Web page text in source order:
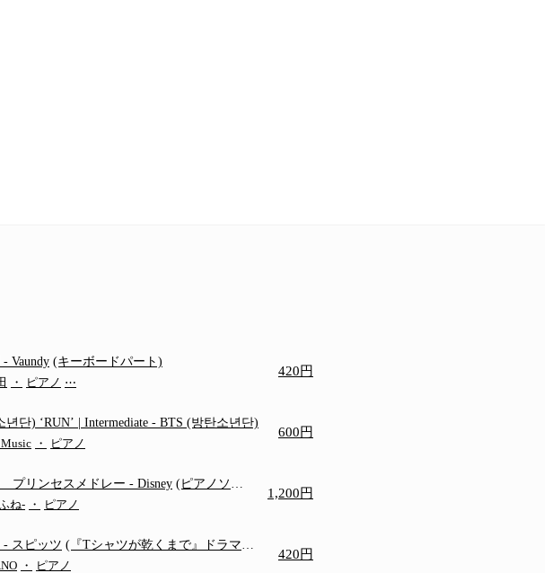
- Vaundy (キーボードパート)
・ ピアノ ⋯
420円
단) ‘RUN’ | Intermediate - BTS (방탄소년단)
・ ピアノ
600円
プリンセスメドレー - Disney (ピアノソロ/
メドレー/コード有)
ね- ・ ピアノ
1,200円
- スピッツ (『Tシャツが乾くまで』ドラマ主
・ ピアノ
420円